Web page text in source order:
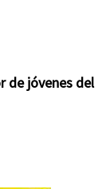
de jóvenes del